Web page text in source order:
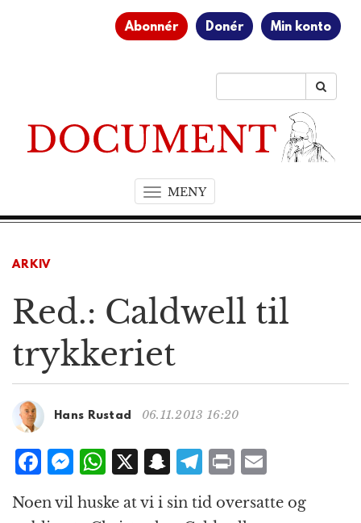
Abonnér Donér Min konto
MENYT
o
a
t
n
ARKIV
Red.: Caldwell til
trykkeriet
Hans Rustad 06.11.2013 16:20
F
c
M
e
ss
W
h
at
X S
n
a
T
el
e
P
n ai
Noen vil huske at vi i sin tid oversatte og